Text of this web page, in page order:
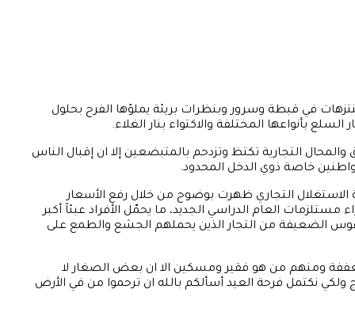
في قبطة وسرور وبنظرات بريئة يملؤها الفرح بحلول
بأنواعها المختلفة والاكتواء بنار الغلاء.
التجارية تكتظ وتزدحم بالمتبضعين إلا ان إقبال الناس
خاصة ذوي الدخل المحدود.
التجاري ظهرت بوضوح من خلال رفع الأسعار
العام الدراسي الجديد، ما يحمّل الأفراد عبئآ أكبر
الضعيفة من التجار الذين يحملهم الجشع والطمع على
ومنهم من هو فقير ومسكين الا ان بعض الصغار لا
نكتمل فرحة العيد أسألكم بالله ان ترحموا من في الأرض